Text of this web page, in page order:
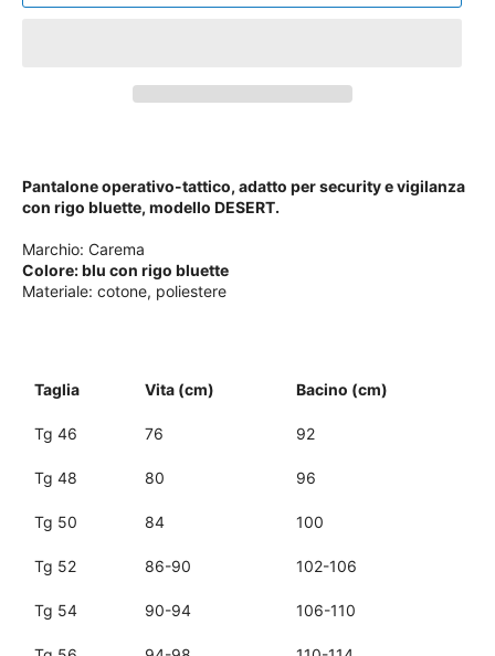
Pantalone operativo-tattico, adatto per security e vigilanza
con rigo bluette, modello DESERT.
Marchio: Carema
Colore: blu con rigo bluette
Materiale: cotone, poliestere
Taglia Vita (cm) Bacino (cm)
Tg 46 76 92
Tg 48 80 96
Tg 50 84 100
Tg 52 86-90 102-106
Tg 54 90-94 106-110